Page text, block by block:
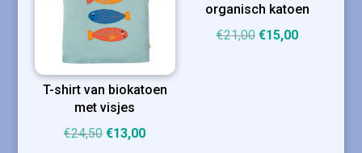
T-shirt van biokatoen
met visjes
€24,50 Oorspronkelijke
€13,00Huidige
organisch katoen
€21,00 Oorspronkelijke
€15,00Huidige